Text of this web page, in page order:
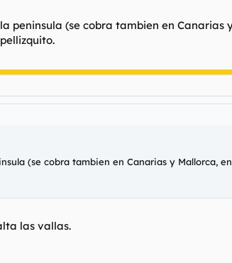
peninsula (se cobra tambien en
(se cobra tambien en Canarias y Mallorca,
las vallas.